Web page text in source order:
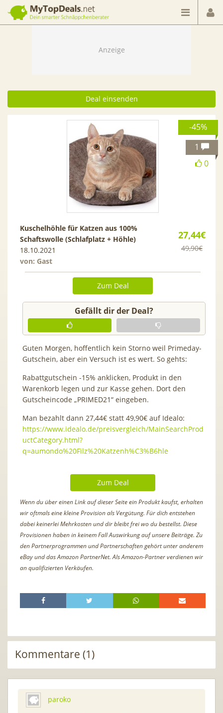
Dein smarter Schnäppchenberater
Deal einsenden
-45%
0
1
27,44€
49,90€
Kuschelhöhle für Katzen aus 100%
Schaftswolle (Schlafplatz + Höhle)
18.10.2021
von: Gast
Zum Deal
Gefällt dir der Deal?
Guten Morgen, hoffentlich kein Storno weil Primeday-
Gutschein, aber ein Versuch ist es wert. So gehts:
Rabattgutschein -15% anklicken, Produkt in den
Warenkorb legen und zur Kasse gehen. Dort den
Gutscheincode „PRIMED21“ eingeben.
Man bezahlt dann 27,44€ statt 49,90€ auf Idealo:
https://www.idealo.de/preisvergleich/MainSearchProd
uctCategory.html?
q=aumondo%20Filz%20Katzenh%C3%B6hle
Zum Deal
Wenn du über einen Link auf dieser Seite ein Produkt kaufst, erhalten
wir oftmals eine kleine Provision als Vergütung. Für dich entstehen
dabei keinerlei Mehrkosten und dir bleibt frei wo du bestellst. Diese
Provisionen haben in keinem Fall Auswirkung auf unsere Beiträge. Zu
den Partnerprogrammen und Partnerschaften gehört unter anderem
eBay und das Amazon PartnerNet. Als Amazon-Partner verdienen wir
an qualifizierten Verkäufen.
Kommentare (1)
paroko